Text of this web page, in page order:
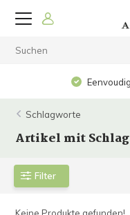
Schlagworte
Artikel mit
Filter